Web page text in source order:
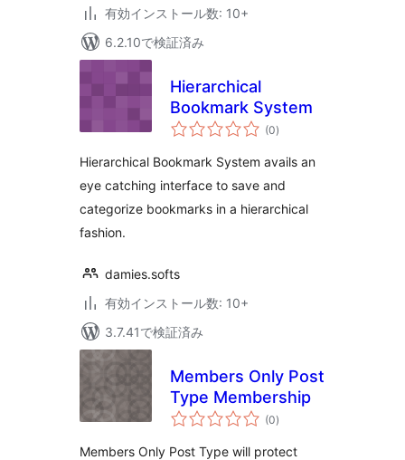
有効インストール数: 10+
6.2.10で検証済み
Hierarchical
Bookmark System
(0個
の
価
)
Hierarchical Bookmark System avails an
eye catching interface to save and
categorize bookmarks in a hierarchical
fashion.
damies.softs
有効インストール数: 10+
3.7.41で検証済み
Members Only Post
Type Membership
(0個
の
価
)
Members Only Post Type will protect